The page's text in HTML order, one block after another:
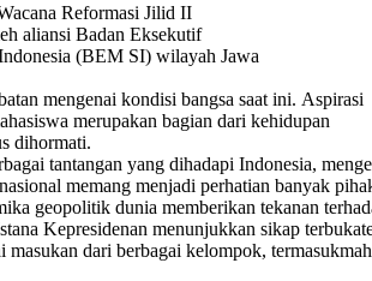
Reformasi Jilid II
aliansi Badan Eksekutif
(BEM SI) wilayah Jawa
mengenai kondisi bangsa saat ini. Aspirasi
merupakan bagian dari kehidupan
dihormati.
tantangan yang dihadapi Indonesia,
memang menjadi perhatian banyak
geopolitik dunia memberikan tekanan
Kepresidenan menunjukkan sikap
masukan dari berbagai kelompok,